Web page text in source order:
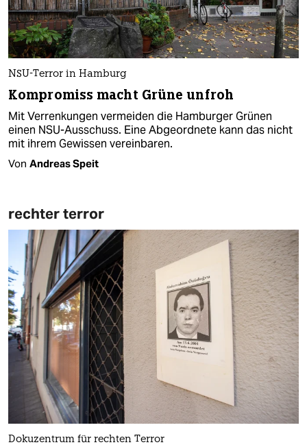
NSU-Terror in Hamburg
Kompromiss macht Grüne unfroh
Mit Verrenkungen vermeiden die Hamburger Grünen
einen NSU-Ausschuss. Eine Abgeordnete kann das nicht
mit ihrem Gewissen vereinbaren.
Von Andreas Speit
rechter terror
Dokuzentrum für rechten Terror